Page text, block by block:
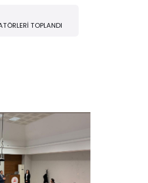
TOPLANDI